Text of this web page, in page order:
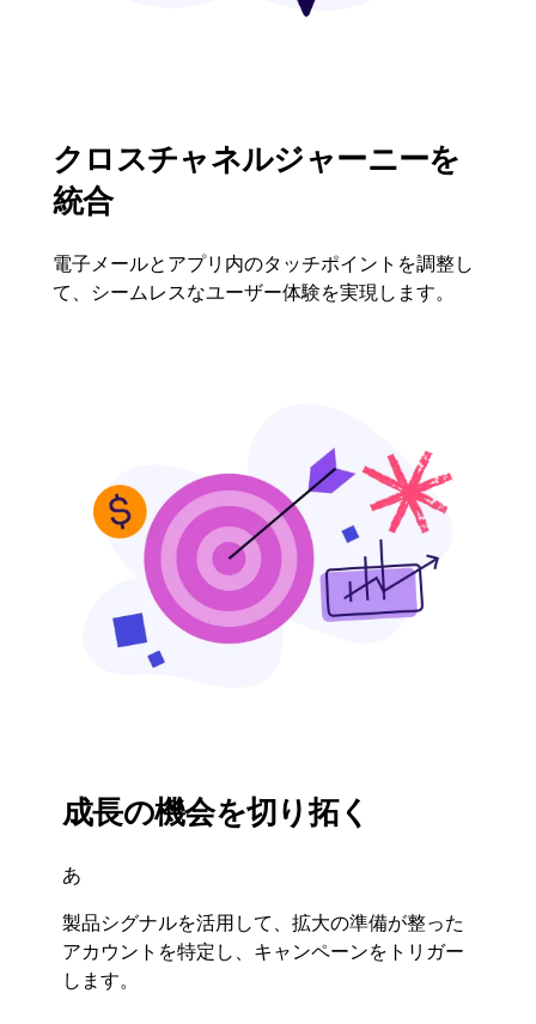
クロスチャネルジャーニーを
統合
電子メールとアプリ内のタッチポイントを調整し
て、シームレスなユーザー体験を実現します。
成長の機会を切り拓く
あ
製品シグナルを活用して、拡大の準備が整った
アカウントを特定し、キャンペーンをトリガー
します。